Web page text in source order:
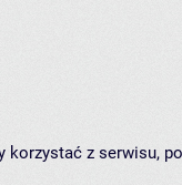
korzystać z serwisu,